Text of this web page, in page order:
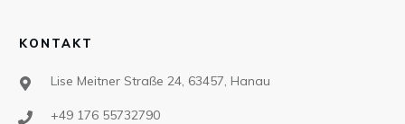
KONTAKT
Lise Meitner Straße 24, 63457, Hanau
+49 176 55732790